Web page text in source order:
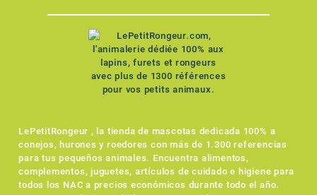
LePetitRongeur , la tienda de mascotas dedicada 100% a
conejos, hurones y roedores con más de 1.300 referencias
para tus pequeños animales. Encuentra alimentos,
complementos, juguetes, artículos de cuidado e higiene para
todos los NAC a precios económicos durante todo el año.